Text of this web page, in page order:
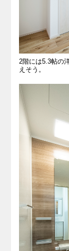
2階には5.3帖の
えそう。